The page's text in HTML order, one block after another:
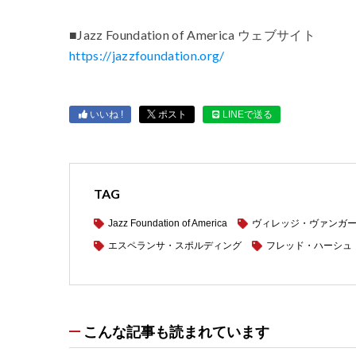
■Jazz Foundation of America ウェブサイト
https://jazzfoundation.org/
いいね ! ポスト LINEで送る
TAG
Jazz Foundation of America
ヴィレッジ・ヴァンガ
エスペランサ・スポルディング
フレッド・ハーシュ
こんな記事も読まれています